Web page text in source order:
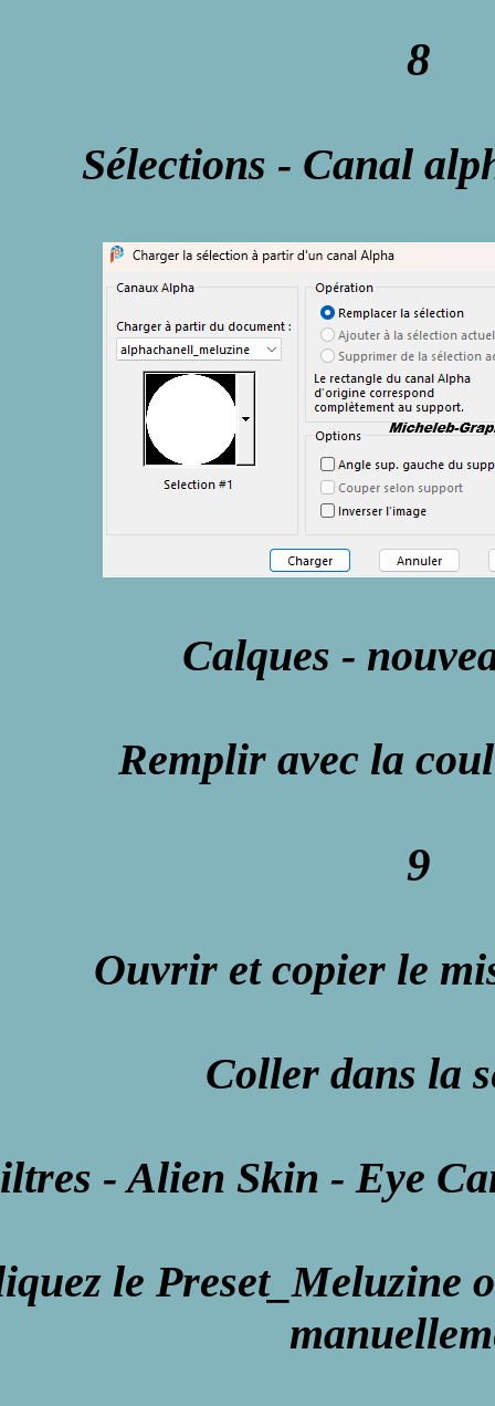
8
Sélections - Canal
Calques -
Remplir avec la
9
Ouvrir et copier le
Coller dans la
- Alien Skin - Eye
le Preset_Meluzine